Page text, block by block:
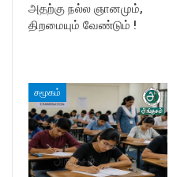
அதற்கு நல்ல ஞானமும்,
திறமையும் வேண்டும் !
சமூகம்